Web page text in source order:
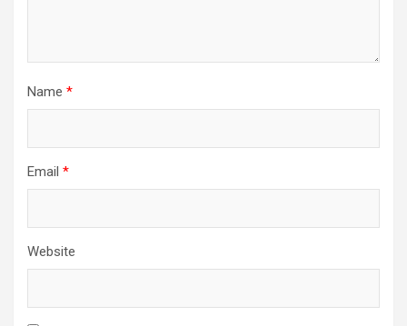
Name *
Email *
Website